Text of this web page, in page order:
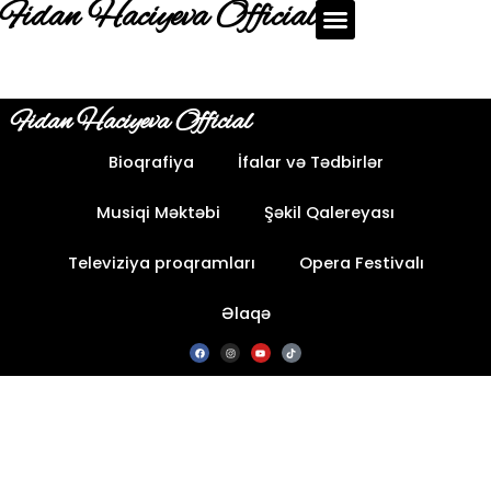
Fidan Haciyeva Official
Fidan Haciyeva Official
Bioqrafiya İfalar və Tədbirlər
Musiqi Məktəbi Şəkil Qalereyası
Televiziya proqramları Opera Festivalı
Əlaqə